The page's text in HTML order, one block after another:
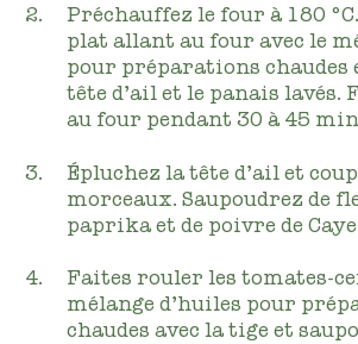
Préchauffez le four à 180
plat allant au four avec le
pour préparations chaudes
tête d’ail et le panais lavés.
au four pendant 30 à 45
Épluchez la tête d’ail et
morceaux. Saupoudrez de
paprika et de poivre de
Faites rouler les tomates-
mélange d’huiles pour
chaudes avec la tige et